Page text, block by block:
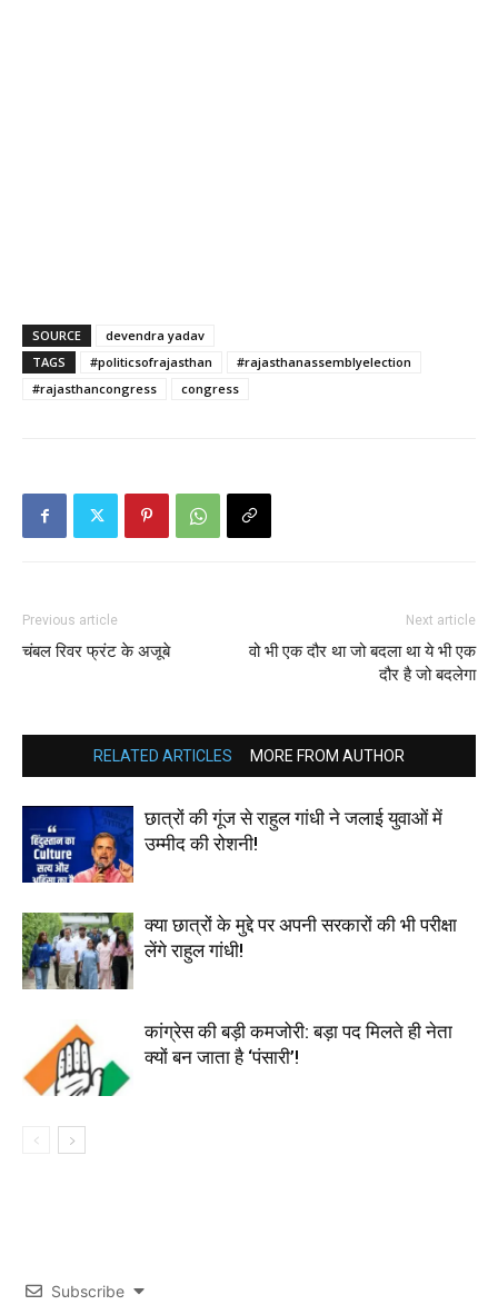
SOURCE
devendra yadav
TAGS
#politicsofrajasthan
#rajasthanassemblyelection
#rajasthancongress
congress
Previous article
चंबल रिवर फ्रंट के अजूबे
Next article
वो भी एक दौर था जो बदला था ये भी एक
दौर है जो बदलेगा
RELATED ARTICLES MORE FROM AUTHOR
छात्रों की गूंज से राहुल गांधी ने जलाई युवाओं में
उम्मीद की रोशनी!
क्या छात्रों के मुद्दे पर अपनी सरकारों की भी परीक्षा
लेंगे राहुल गांधी!
कांग्रेस की बड़ी कमजोरी: बड़ा पद मिलते ही नेता
क्यों बन जाता है ‘पंसारी’!
Subscribe